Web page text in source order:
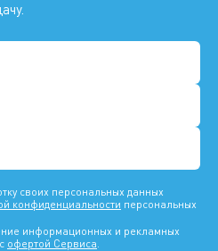
своих персональных данных
конфиденциальности персональных
информационных и рекламных
офертой Сервиса.